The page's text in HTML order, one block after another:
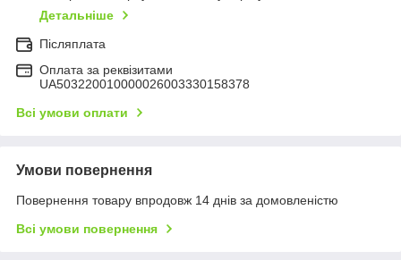
Детальніше
Післяплата
Оплата за реквізитами
UA503220010000026003330158378
Всі умови оплати
Умови повернення
Повернення товару впродовж 14 днів за домовленістю
Всі умови повернення